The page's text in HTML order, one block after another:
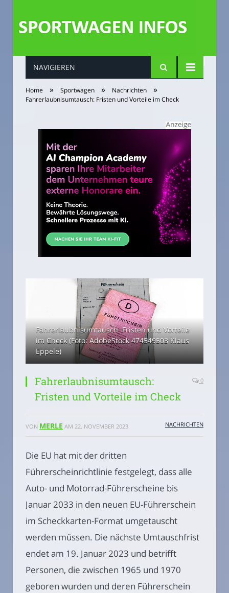
NAVIGIEREN
Home » Sportwagen » Nachrichten »
Fahrerlaubnisumtausch: Fristen und Vorteile im Check
Fahrerlaubnisumtausch: Fristen und Vorteile
im Check (Foto: AdobeStock 474549503 Klaus
Eppele)
Fahrerlaubnisumtausch:
Fristen und Vorteile im Check
0
VON MERLE AM 22. NOVEMBER 2023 NACHRICHTEN
Die EU hat mit der dritten
Führerscheinrichtlinie festgelegt, dass alle
Auto- und Motorrad-Führerscheine bis
Januar 2033 in den neuen EU-Führerschein
im Scheckkarten-Format umgetauscht
werden müssen. Die nächste Umtauschfrist
endet am 19. Januar 2023 und betrifft
Personen, die zwischen 1965 und 1970
geboren wurden und deren Führerschein